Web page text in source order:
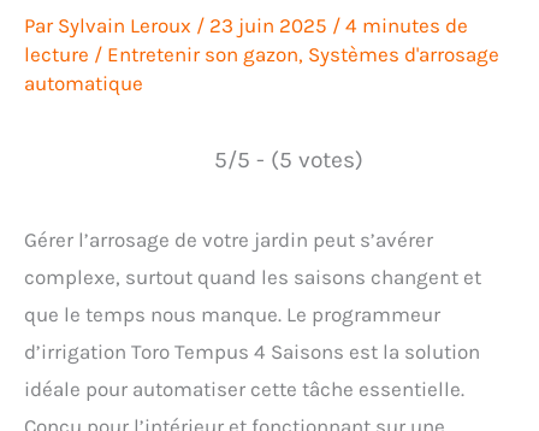
Par Sylvain Leroux / 23 juin 2025 / 4 minutes de
lecture / Entretenir son gazon, Systèmes d'arrosage
automatique
5/5 - (5 votes)
Gérer l’arrosage de votre jardin peut s’avérer
complexe, surtout quand les saisons changent et
que le temps nous manque. Le programmeur
d’irrigation Toro Tempus 4 Saisons est la solution
idéale pour automatiser cette tâche essentielle.
Conçu pour l’intérieur et fonctionnant sur une